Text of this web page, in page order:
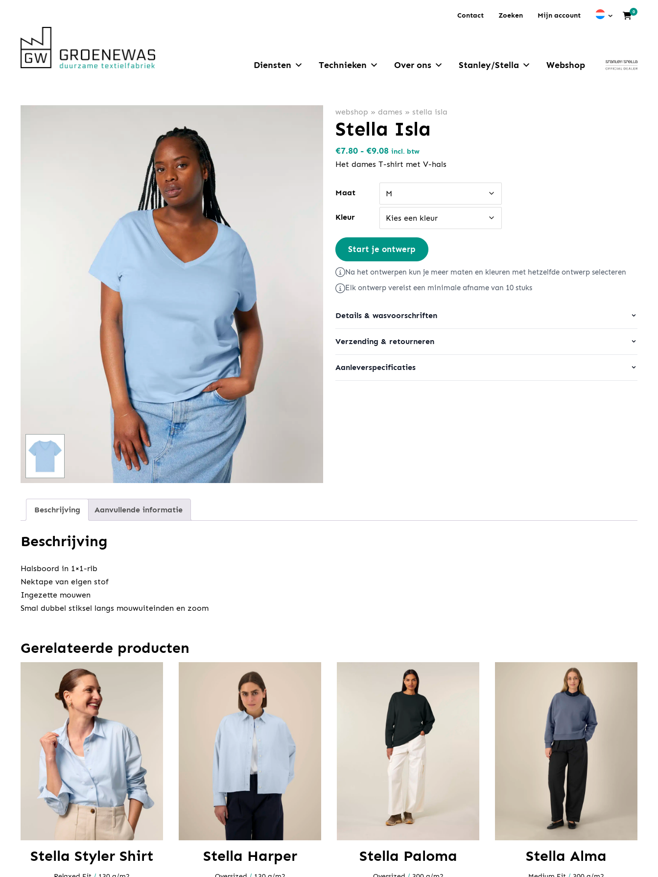
Contact Zoeken Mijn account 0
Diensten Technieken Over ons Stanley/Stella Webshop
webshop » dames » stella isla
Stella Isla
€7.80 - €9.08Prijsklasse:
€7.80
€9.08
incl. btw
Het dames T-shirt met V-hals
Maat M
Kleur Kies een kleur
Stella
Isla
aantal
Start je ontwerp
Na het ontwerpen kun je meer maten en kleuren met hetzelfde ontwerp selecteren
Elk ontwerp vereist een minimale afname van 10 stuks
Details & wasvoorschriften
Verzending & retourneren
Aanleverspecificaties
Beschrijving Aanvullende informatie
Beschrijving
Halsboord in 1×1-rib
Nektape van eigen stof
Ingezette mouwen
Smal dubbel stiksel langs mouwuiteinden en zoom
Gerelateerde producten
Stella Styler Shirt Stella Harper Stella Paloma Stella Alma